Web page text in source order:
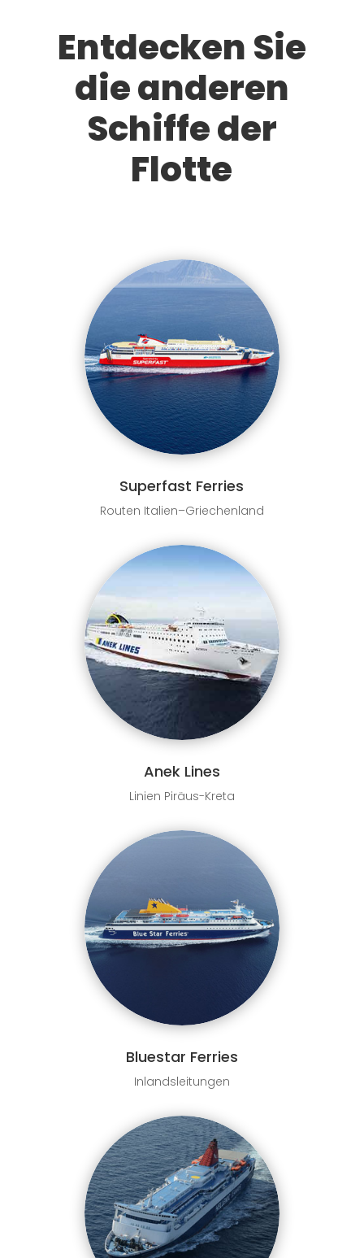
Entdecken Sie
die anderen
Schiffe der
Flotte
Superfast Ferries
Routen Italien–Griechenland
Anek Lines
Linien Piräus-Kreta
Bluestar Ferries
Inlandsleitungen